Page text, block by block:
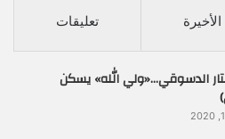
الأخيرة تعليقات
الدسوقي…«ولي الله» يسكن